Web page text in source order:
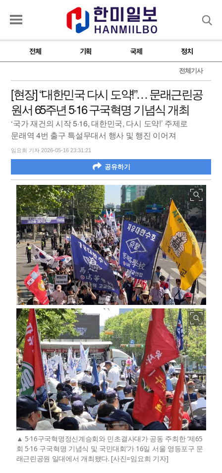
전체 기획 국제 정치
전체기사
[현장] “대한민국 다시 도약!”… 문래근린공
원서 65주년 5·16 구국혁명 기념식 개최
‘국가 재건의 시작 5·16, 대한민국, 다시 도약!’ 주제로
문래역 4번 출구 특설무대서 행사 및 행진 이어져
임요희 기자 2026-05-16 23:31:21
공유하기
5·16구국혁명정신계승회와 민초결사대가 공동 주최한 ‘제65
회 5·16 구국혁명 기념식 및 국민대회’가 16일 서울 영등포구 문
래근린공원 일대에서 개최됐다. [사진=임요희 기자]